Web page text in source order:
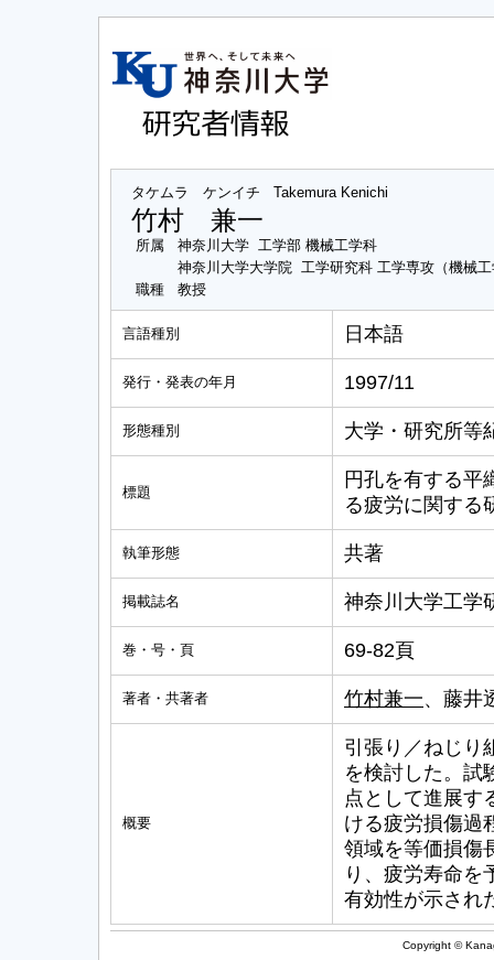
タケムラ ケンイチ Takemura Kenichi
竹村 兼一
所属
神奈川大学 工学部 機械工学科
神奈川大学大学院 工学研究科 工学専攻（機械
職種
教授
言語種別 日本語
発行・発表の年月 1997/11
形態種別 大学・研究所等
標題
円孔を有する平
る疲労に関する
執筆形態 共著
掲載誌名 神奈川大学工
巻・号・頁 69-82頁
著者・共著者 竹村兼一、藤井
概要
引張り／ねじり
を検討した。試
点として進展す
ける疲労損傷過
領域を等価損傷
り、疲労寿命を
有効性が示され
Copyright ©